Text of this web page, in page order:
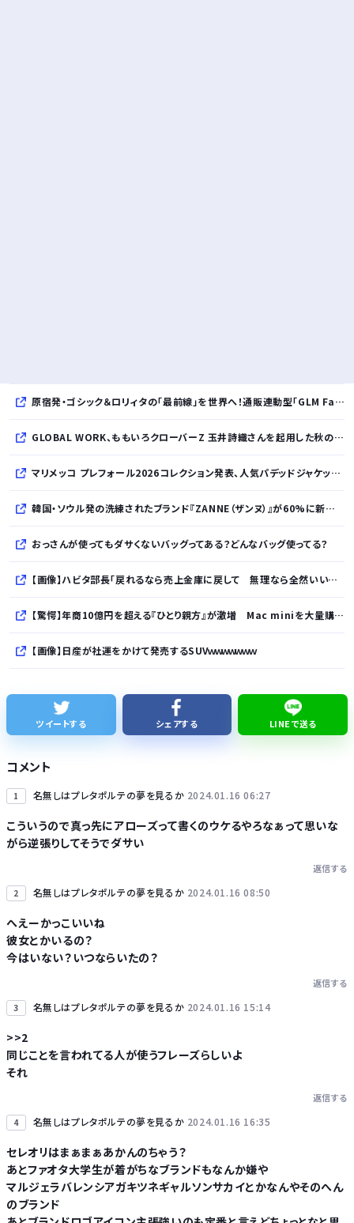
原宿発・ゴシック＆ロリィタの「最前線」を世界へ！通販連動型「GLM Fashion Show 2026」9月開催
GLOBAL WORK、ももいろクローバーZ 玉井詩織さんを起用した秋のLOOK BOOKを先行公開
マリメッコ プレフォール2026コレクション発表、人気パデッドジャケットの日本限定カラーも登場
韓国・ソウル発の洗練されたブランド『ZANNE（ザンヌ）』が60%に新規入店、モダン×エフォートレスなコレクションを展開
おっさんが使ってもダサくないバッグってある？どんなバッグ使ってる？
【画像】ハビタ部長「戻れるなら売上金庫に戻して 無理なら全然いいです イオンが戻って良いって言わなきゃ入ったらダメです」
【驚愕】年商10億円を超える『ひとり親方』が激増 Mac miniを大量購入しAIを従業員に
【画像】日産が社運をかけて発売するSUVｗｗｗｗｗｗｗ
レクサスの軽トラとかどうよ
【ナゾロジー】老化をほぼ克服しても「体細胞変異」が残ればヒトの寿命は156年、数理モデルで推定
Powered by livedoor 相互RSS
ツイートする シェアする LINEで送る
コメント
1 名無しはプレタポルテの夢を見るか 2024.01.16 06:27
こういうので真っ先にアローズって書くのウケるやろなぁって思いな
がら逆張りしてそうでダサい
返信する
2 名無しはプレタポルテの夢を見るか 2024.01.16 08:50
へえーかっこいいね
彼女とかいるの？
今はいない？いつならいたの？
返信する
3 名無しはプレタポルテの夢を見るか 2024.01.16 15:14
>>2
同じことを言われてる人が使うフレーズらしいよ
それ
返信する
4 名無しはプレタポルテの夢を見るか 2024.01.16 16:35
セレオリはまぁまぁあかんのちゃう？
あとファオタ大学生が着がちなブランドもなんか嫌や
マルジェラバレンシアガキツネギャルソンサカイとかなんやそのへん
のブランド